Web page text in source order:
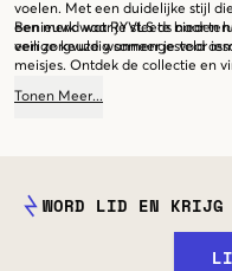
voelen. Met een duidelijke stijl
een merk waar je steeds naar
veilige keuze wanneer je voor
Benieuwd wat RYVLS te bieden
een zorgvuldig samengesteld
meisjes. Ontdek de collectie en
Tonen Meer...
WORD LID EN KRIJG